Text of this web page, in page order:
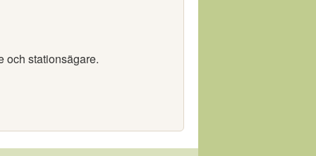
och stationsägare.